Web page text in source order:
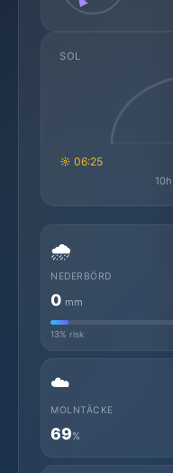
SOL
☼ 06:25
🌧️
NEDERBÖRD
0 mm
13% risk
☁️
MOLNTÄCKE
69%